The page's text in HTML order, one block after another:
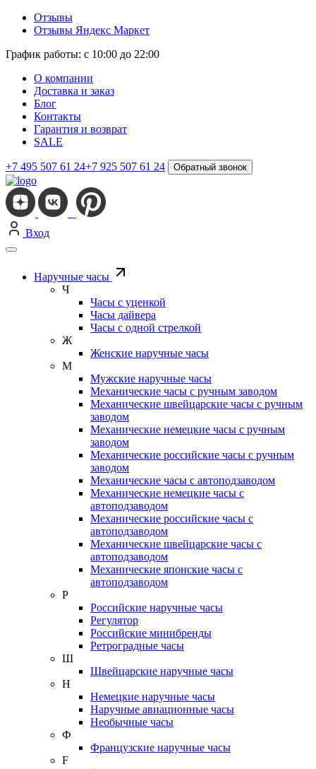
Отзывы
Отзывы Яндекс Маркет
График работы: с 10:00 до 22:00
О компании
Доставка и заказ
Блог
Контакты
Гарантия и возврат
SALE
+7 495 507 61 24+7 925 507 61 24 Обратный звонок
Вход
Наручные часы
Ч
Часы с уценкой
Часы дайвера
Часы с одной стрелкой
Ж
Женские наручные часы
М
Мужские наручные часы
Механические часы с ручным заводом
Механические швейцарские часы с ручным
заводом
Механические немецкие часы с ручным
заводом
Механические российские часы с ручным
заводом
Механические часы с автоподзаводом
Механические немецкие часы с
автоподзаводом
Механические российские часы с
автоподзаводом
Механические швейцарские часы с
автоподзаводом
Механические японские часы с
автоподзаводом
Р
Российские наручные часы
Регулятор
Российские минибренды
Ретроградные часы
Ш
Швейцарские наручные часы
Н
Немецкие наручные часы
Наручные авиационные часы
Необычные часы
Ф
Французские наручные часы
F